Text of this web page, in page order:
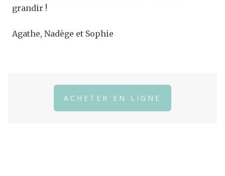
grandir !
Agathe, Nadège et Sophie
ACHETER EN LIGNE